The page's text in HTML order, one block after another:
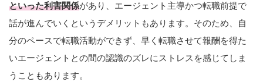
といった利害関係があり、エージェント主導かつ転職前提で
話が進んでいくというデメリットもあります。そのため、自
分のペースで転職活動ができず、早く転職させて報酬を得た
いエージェントとの間の認識のズレにストレスを感じてしま
うこともあります。